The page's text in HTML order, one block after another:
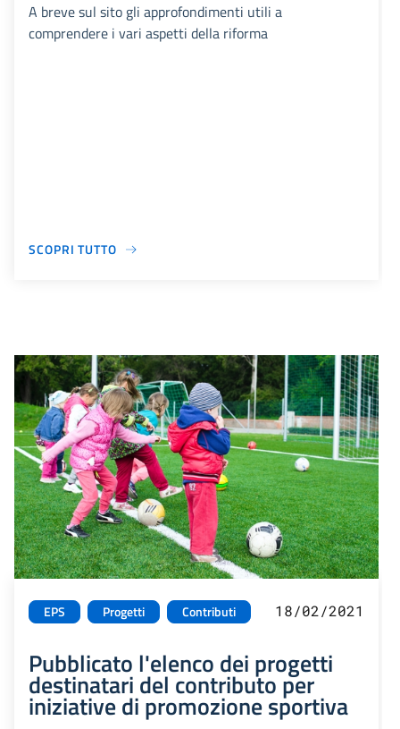
A breve sul sito gli approfondimenti utili a
comprendere i vari aspetti della riforma
SCOPRI TUTTO
EPS Progetti Contributi 18/02/2021
Pubblicato l'elenco dei progetti
destinatari del contributo per
iniziative di promozione sportiva